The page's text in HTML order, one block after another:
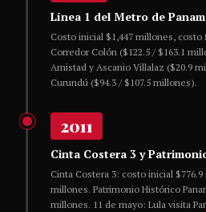
Línea 1 del Metro de
Costo inicial $1,447 millones,
Corredor Colón ($122.5 / $163.1
Amistad y Ascanio Villalaz ($20.9
Curundú ($94.3 / $107.5 millones).
2011
Cinta Costera 3 y
Cinta Costera 3: costo inicial
millones. Patrimonio Histórico
millones. 11 de mayo: Lula visita